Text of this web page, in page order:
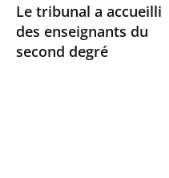
Le tribunal a accueilli
des enseignants du
second degré